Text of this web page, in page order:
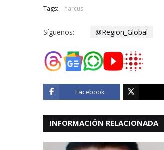
Tags: narcus
Síguenos: @Region_Global
Facebook
INFORMACIÓN RELACIONADA